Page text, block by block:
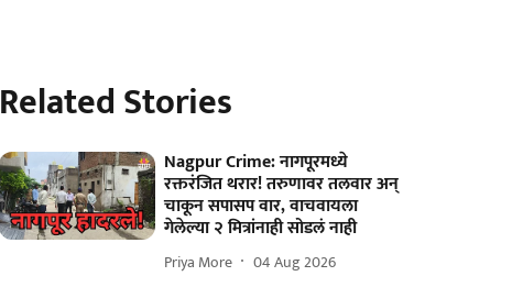
Related Stories
Nagpur Crime: नागपूरमध्ये
रक्तरंजित थरार! तरुणावर तलवार अन्
चाकून सपासप वार, वाचवायला
गेलेल्या २ मित्रांनाही सोडलं नाही
Priya More 04 Aug 2026